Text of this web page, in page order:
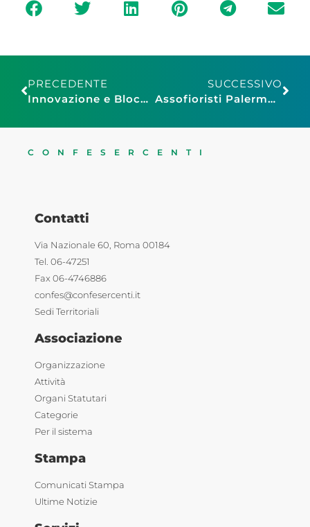
PRECEDENTE
Innovazione e Blockchain: Assoturismo e DeepLab ne parlano a BTO2020
SUCCESSIVO
Assofioristi Palermo: torna il grande cuore floreale davanti al Teatro Massimo
CONFESERCENTI
Contatti
Via Nazionale 60, Roma 00184
Tel. 06-47251
Fax 06-4746886
confes@confesercenti.it
Sedi Territoriali
Associazione
Organizzazione
Attività
Organi Statutari
Categorie
Per il sistema
Stampa
Comunicati Stampa
Ultime Notizie